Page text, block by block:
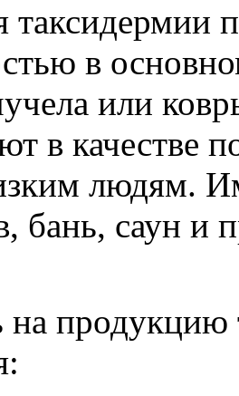
в
или
в качестве
людям.
бань, саун и
на